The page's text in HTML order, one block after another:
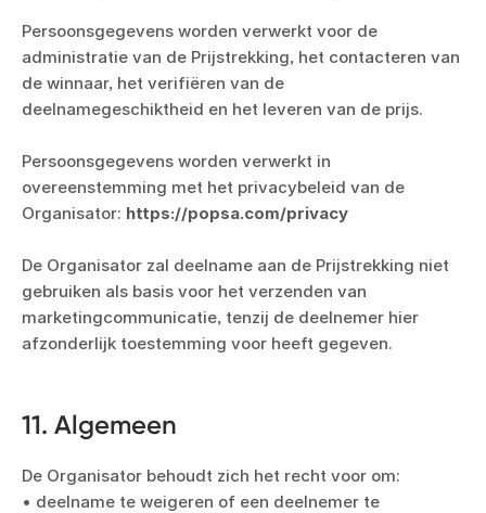
Persoonsgegevens worden verwerkt voor de
administratie van de Prijstrekking, het contacteren van
de winnaar, het verifiëren van de
deelnamegeschiktheid en het leveren van de prijs.
Persoonsgegevens worden verwerkt in
overeenstemming met het privacybeleid van de
Organisator: https://popsa.com/privacy
De Organisator zal deelname aan de Prijstrekking niet
gebruiken als basis voor het verzenden van
marketingcommunicatie, tenzij de deelnemer hier
afzonderlijk toestemming voor heeft gegeven.
11. Algemeen
De Organisator behoudt zich het recht voor om:
• deelname te weigeren of een deelnemer te